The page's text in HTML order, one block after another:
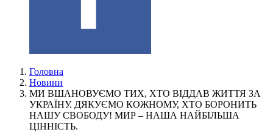
Головна
Новини
МИ ВШАНОВУЄМО ТИХ, ХТО ВІДДАВ ЖИТТЯ ЗА
УКРАЇНУ. ДЯКУЄМО КОЖНОМУ, ХТО БОРОНИТЬ
НАШУ СВОБОДУ! МИР – НАША НАЙБІЛЬША
ЦІННІСТЬ.